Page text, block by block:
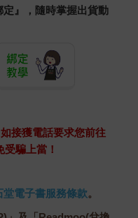
』，隨時掌握出貨動
接獲電話要求您前往
騙上當！
堂電子書服務條款。